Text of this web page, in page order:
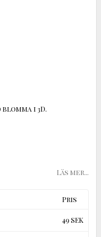
i 3D.
Läs mer...
Pris
49 SEK